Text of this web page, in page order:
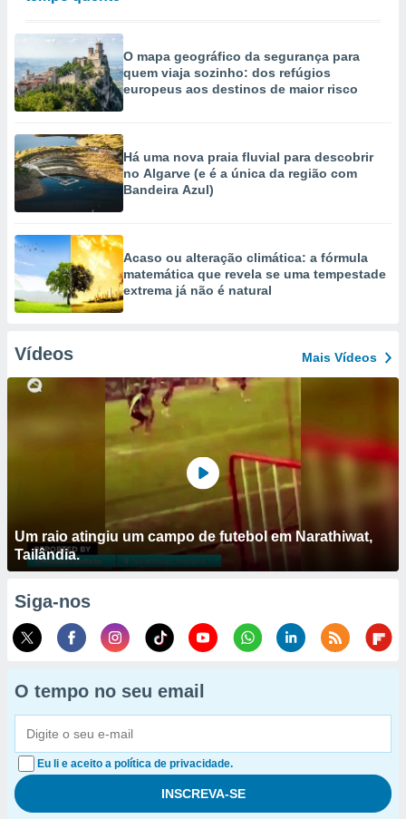
O mapa geográfico da segurança para
quem viaja sozinho: dos refúgios
europeus aos destinos de maior risco
Há uma nova praia fluvial para descobrir
no Algarve (e é a única da região com
Bandeira Azul)
Acaso ou alteração climática: a fórmula
matemática que revela se uma tempestade
extrema já não é natural
Vídeos Mais Vídeos
Um raio atingiu um campo de futebol em Narathiwat,
Tailândia.
Siga-nos
O tempo no seu email
Eu li e aceito a política de privacidade.